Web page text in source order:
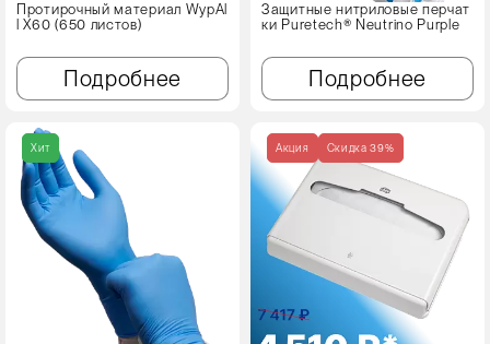
Протирочный материал WypAl
l X60 (650 листов)
Подробнее
Защитные нитриловые перчат
ки Puretech® Neutrino Purple
Подробнее
Хит Акция Cкидка 39%